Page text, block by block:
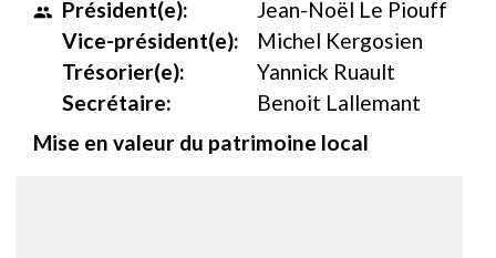
people Président(e):
Vice-président(e):
Trésorier(e):
Secrétaire:
Jean-Noël Le Piouff
Michel Kergosien
Yannick Ruault
Benoit Lallemant
Mise en valeur du patrimoine local